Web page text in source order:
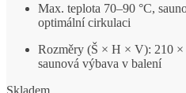
Max. teplota 70–90 °C,
optimální cirkulaci
Rozměry (Š × H × V): 210
saunová výbava v balení
Skladem